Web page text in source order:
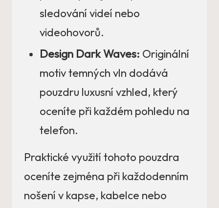
sledování videí nebo
videohovorů.
Design Dark Waves: Originální
motiv temných vln dodává
pouzdru luxusní vzhled, který
oceníte při každém pohledu na
telefon.
Praktické využití tohoto pouzdra
oceníte zejména při každodenním
nošení v kapse, kabelce nebo